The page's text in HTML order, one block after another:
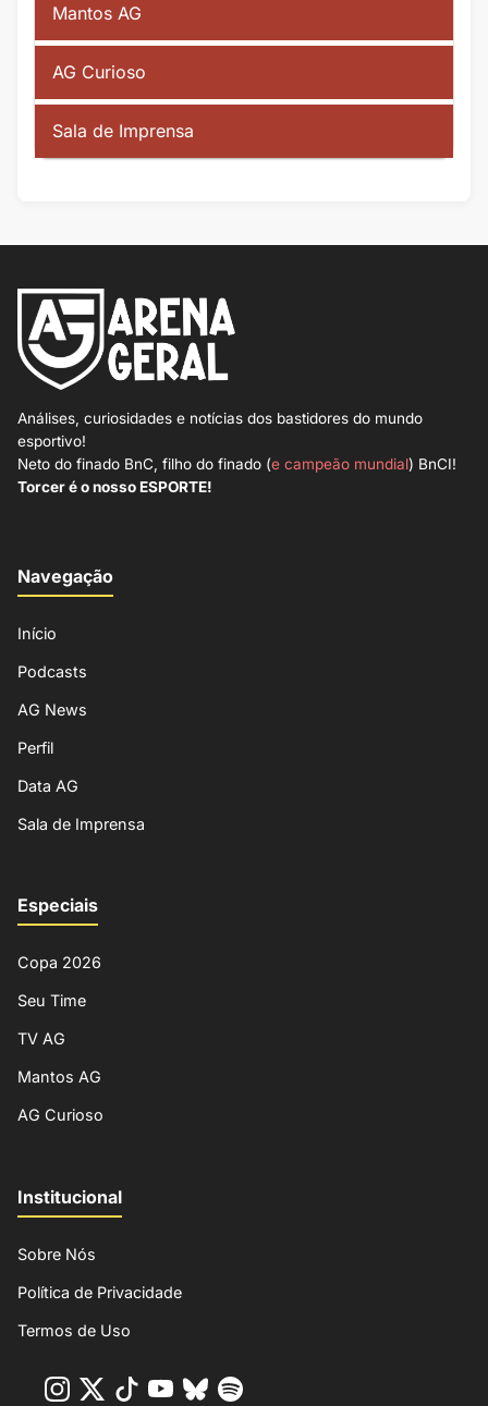
Mantos AG
AG Curioso
Sala de Imprensa
Análises, curiosidades e notícias dos bastidores do mundo
esportivo!
Neto do finado BnC, filho do finado (e campeão mundial) BnCI!
Torcer é o nosso ESPORTE!
Navegação
Início
Podcasts
AG News
Perfil
Data AG
Sala de Imprensa
Especiais
Copa 2026
Seu Time
TV AG
Mantos AG
AG Curioso
Institucional
Sobre Nós
Política de Privacidade
Termos de Uso